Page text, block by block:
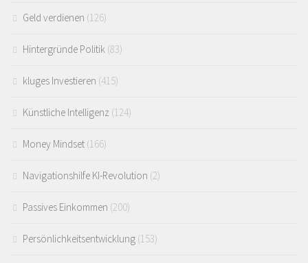
Geld verdienen (126)
Hintergründe Politik (83)
kluges Investieren (415)
Künstliche Intelligenz (124)
Money Mindset (166)
Navigationshilfe KI-Revolution (2)
Passives Einkommen (200)
Persönlichkeitsentwicklung (153)